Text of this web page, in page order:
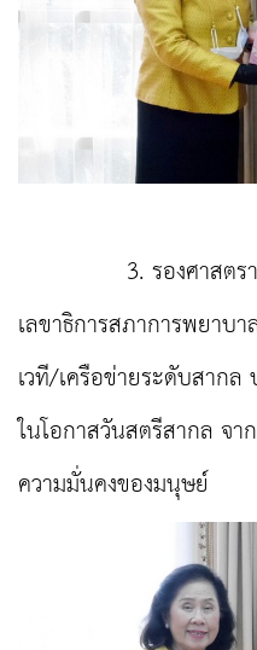
3. รองศาสตราจา
เลขาธิการสภาการพยาบ
เวที/เครือข่ายระดับสาก
ในโอกาสวันสตรีสากล จ
ความมั่นคงของมนุษย์